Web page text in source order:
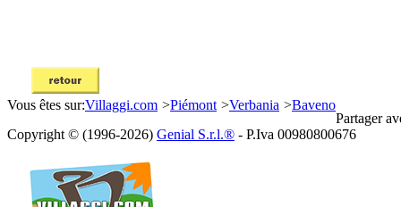
Vous êtes sur:Villaggi.com >Piémont >Verbania >Baveno
Partager
Copyright © (1996-2026) Genial S.r.l.® - P.Iva 00980800676